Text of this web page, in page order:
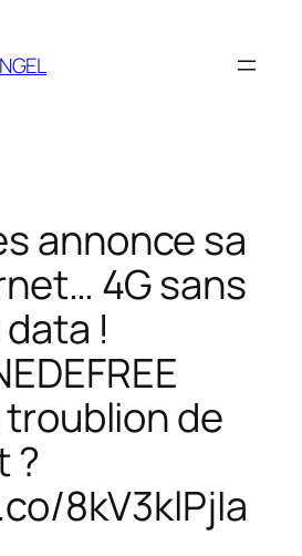
annonce sa
4G sans
!
de
?
8kV3klPjIa